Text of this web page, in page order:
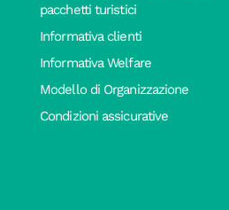
pacchetti turistici
Informativa clienti
Informativa Welfare
Modello di Organizzazione
Condizioni assicurative